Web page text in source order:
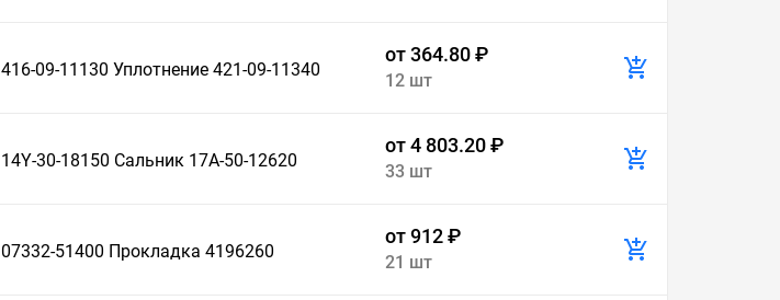
416-09-11130 Уплотнение 421-09-11340
от 364.80 ₽
12 шт
14Y-30-18150 Сальник 17A-50-12620
от 4 803.20 ₽
33 шт
07332-51400 Прокладка 4196260
от 912 ₽
21 шт